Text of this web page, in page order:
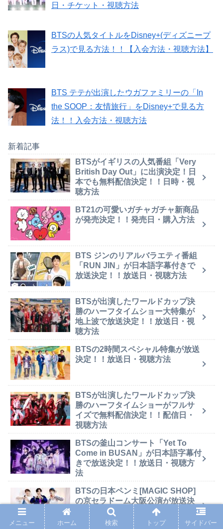
日・チケット・視聴方法
BTSの人気タイトルをDisney+(ディズニープ
ラス)で見る方法！！【入会方法・視聴方法】
BTS テテが出演したウガファミリーの「In
the SOOP：友情旅行」をDisney+で見る方
法！！入会方法・視聴方法
新着記事
BTSがイギリスの人気番組「Very
British Day Out」に出演決定！日
本でも無料配信決定！！日時・視
聴方法
BT21の可愛いガチャガチャ新商品
が発売決定！！発売日・購入方法
BTS ジンのリアルバラエティ番組
「RUN JIN」が日本語字幕付きで
放送決定！！放送日・視聴方法
BTSが出演したワールドカップ決
勝のハーフタイムショー大特集が
地上波で放送決定！！放送日・視
聴方法
BTSの2時間スペシャル特集が放送
決定！！放送日・視聴方法
BTSが出演したワールドカップ決
勝のハーフタイムショーがフルサ
イズで無料配信決定！！配信日・
視聴方法
BTSの釜山コンサート「Yet To
Come in BUSAN」が日本語字幕付
きで放送決定！！放送日・視聴方
法
BTSの日本ペンミ[MAGIC SHOP]
の京セラドーム大阪公演が放送決
定！！放送日・視聴方法
メニュー ホーム 検索 トップ サイドバー